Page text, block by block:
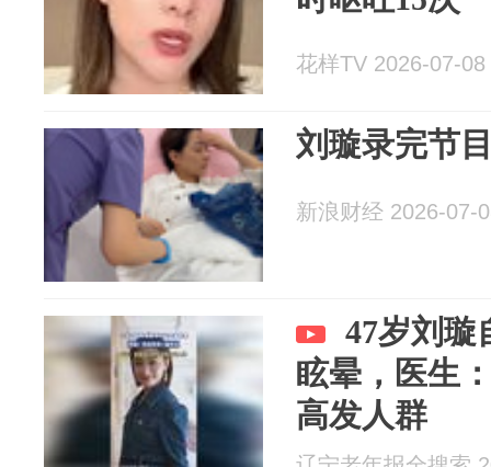
花样TV 2026-07-08
刘璇录完节
新浪财经 2026-07-
47岁刘璇
眩晕，医生
高发人群